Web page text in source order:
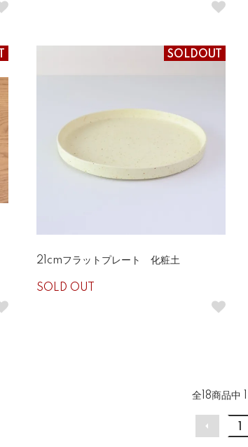
SOLDOUT
21cmフラットプレート 化粧土
SOLD OUT
全18商品中